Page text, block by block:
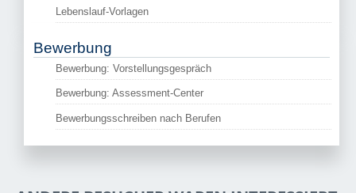
Lebenslauf-Vorlagen
Bewerbung
Bewerbung: Vorstellungsgespräch
Bewerbung: Assessment-Center
Bewerbungsschreiben nach Berufen